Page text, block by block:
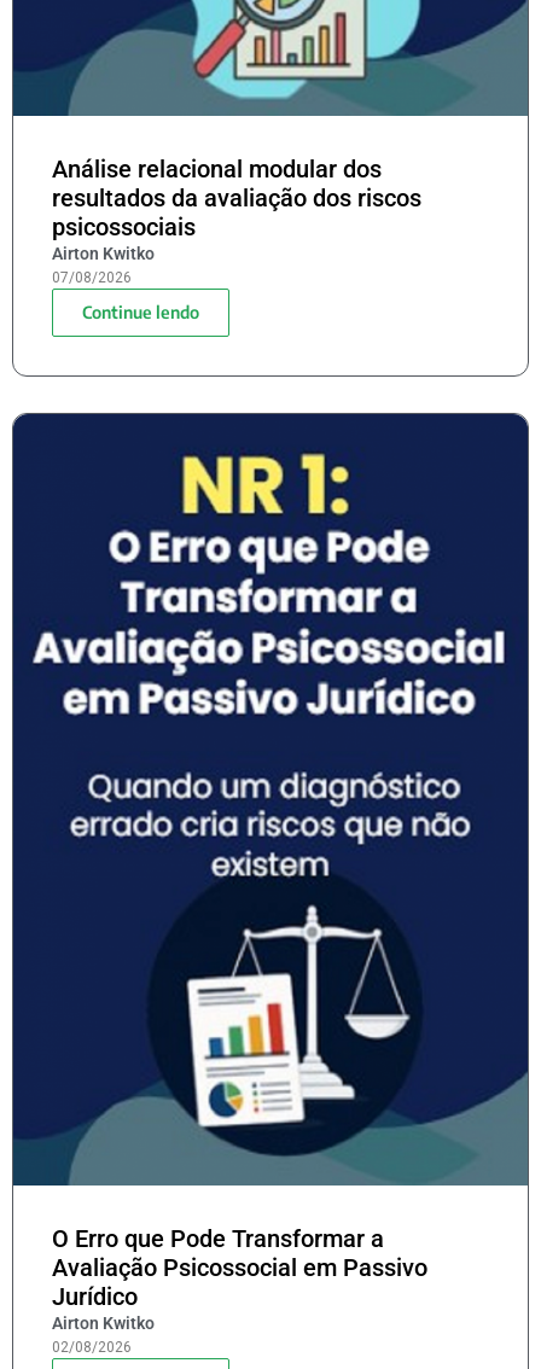
Análise relacional modular dos
resultados da avaliação dos riscos
psicossociais
Airton Kwitko
07/08/2026
Continue lendo
O Erro que Pode Transformar a
Avaliação Psicossocial em Passivo
Jurídico
Airton Kwitko
02/08/2026